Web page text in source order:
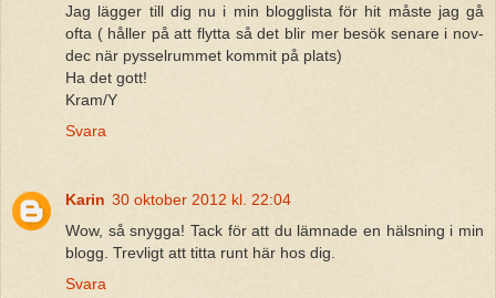
Jag lägger till dig nu i min blogglista för hit måste jag gå
ofta ( håller på att flytta så det blir mer besök senare i nov-
dec när pysselrummet kommit på plats)
Ha det gott!
Kram/Y
Svara
Karin 30 oktober 2012 kl. 22:04
Wow, så snygga! Tack för att du lämnade en hälsning i min
blogg. Trevligt att titta runt här hos dig.
Svara